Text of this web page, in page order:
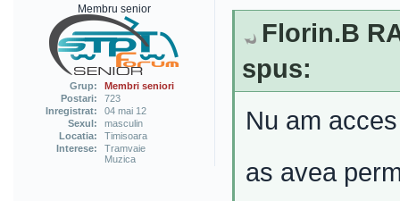
Membru senior
Grup:
Membri seniori
Postari:
723
Inregistrat:
04 mai 12
Sexul:
masculin
Locatia:
Timisoara
Interese:
Tramvaie
Muzica
Florin.B
spus:
Nu am
as avea